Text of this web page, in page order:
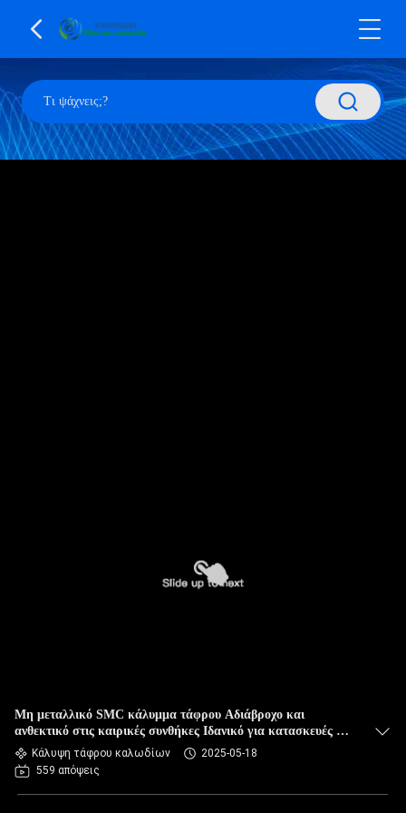
Μη μεταλλικό SMC κάλυμμα τάφρου Αδιάβροχο και
ανθεκτικό στις καιρικές συνθήκες Ιδανικό για κατασκευές και
αστικά έργα
Κάλυψη τάφρου καλωδίων
2025-05-18
559 απόψεις